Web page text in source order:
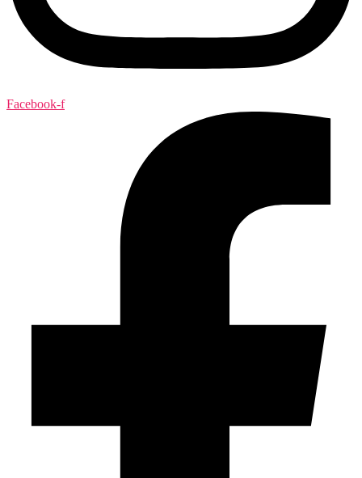
Facebook-f